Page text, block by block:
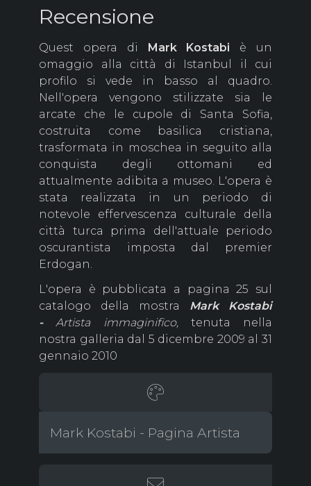
Recensione
Quest opera di Mark Kostabi è un
omaggio alla città di Istanbul il cui
profilo si vede in basso al quadro.
Nell'opera vengono stilizzate sia le
arcate che le cupole di Santa Sofia,
costruita come basilica cristiana,
trasformata in moschea in seguito alla
conquista degli ottomani ed
attualmente adibita a museo. L'opera è
stata realizzata in un periodo di
notevole effervescenza culturale della
città turca prima dell'attuale periodo
oscurantista imposta dal premier
Erdogan.
L'opera è pubblicata a pagina 25 sul
catalogo della mostra
Mark Kostabi
- Artista immaginifico, tenuta nella
nostra galleria dal 5 dicembre 2009 al 31
gennaio 2010
Mark Kostabi - Pagina Artista